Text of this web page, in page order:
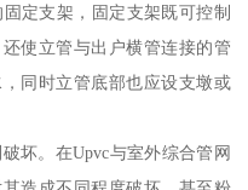
定支架，固定支架既可控制
使立管与出户横管连接的管
同时立管底部也应设支墩或
坏。在Upvc与室外综合管网